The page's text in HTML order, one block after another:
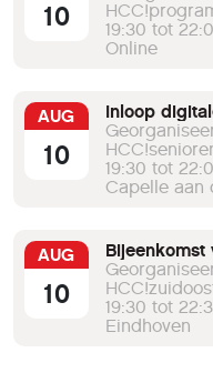
10
19:30 tot
Online
AUG
10
Inloop
19:30 tot
Capelle aan
AUG
10
Bijeenkomst
19:30 tot
Eindhoven